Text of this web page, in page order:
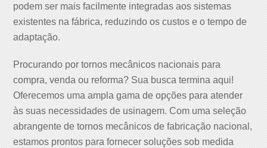
podem ser mais facilmente integradas aos sistemas
existentes na fábrica, reduzindo os custos e o tempo de
adaptação.
Procurando por tornos mecânicos nacionais para
compra, venda ou reforma? Sua busca termina aqui!
Oferecemos uma ampla gama de opções para atender
às suas necessidades de usinagem. Com uma seleção
abrangente de tornos mecânicos de fabricação nacional,
estamos prontos para fornecer soluções sob medida